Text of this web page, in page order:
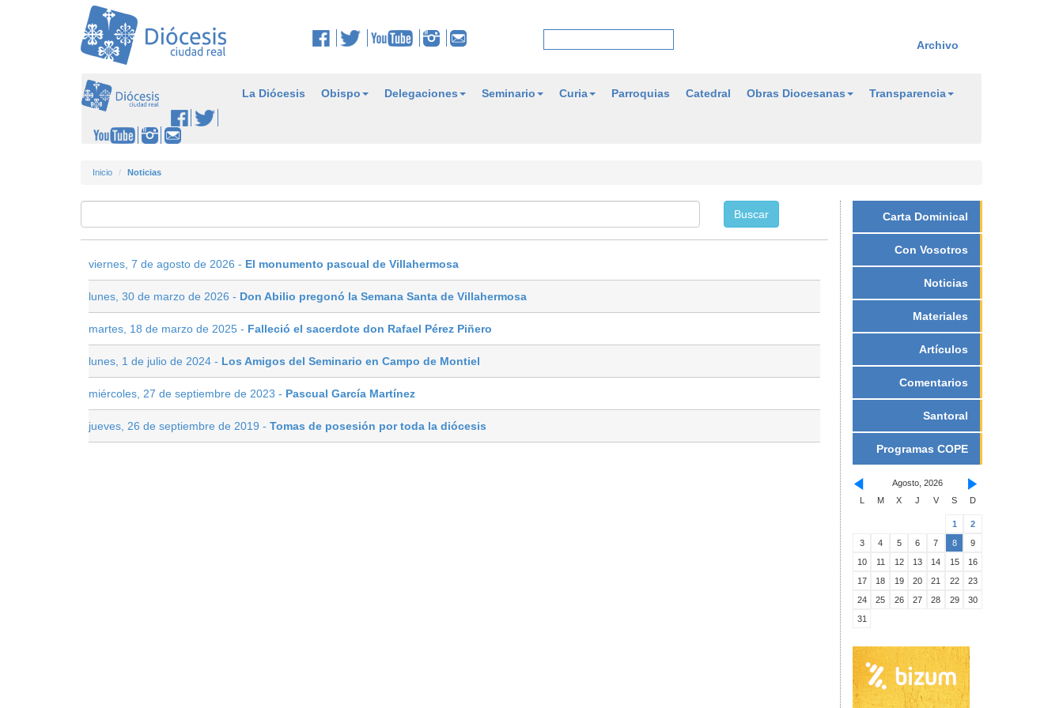
Archivo
La Diócesis Obispo Delegaciones Seminario Curia Parroquias Catedral Obras Diocesanas Transparencia
Inicio Noticias
viernes, 7 de agosto de 2026 - El monumento pascual de Villahermosa
lunes, 30 de marzo de 2026 - Don Abilio pregonó la Semana Santa de Villahermosa
martes, 18 de marzo de 2025 - Falleció el sacerdote don Rafael Pérez Piñero
lunes, 1 de julio de 2024 - Los Amigos del Seminario en Campo de Montiel
miércoles, 27 de septiembre de 2023 - Pascual García Martínez
jueves, 26 de septiembre de 2019 - Tomas de posesión por toda la diócesis
Carta Dominical
Con Vosotros
Noticias
Materiales
Artículos
Comentarios
Santoral
Programas COPE
Agosto, 2026
L
M X J V S D
1
2
3
4 5 6 7 8
9
10
11 12 13 14 15
16
17
18 19 20 21 22
23
24
25 26 27 28 29
30
31